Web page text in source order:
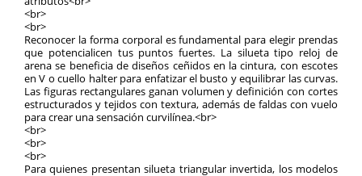
<br>
<br>
Reconocer la forma corporal es fundamental para elegir prendas
que potencialicen tus puntos fuertes. La silueta tipo reloj de
arena se beneficia de diseños ceñidos en la cintura, con escotes
en V o cuello halter para enfatizar el busto y equilibrar las curvas.
Las figuras rectangulares ganan volumen y definición con cortes
estructurados y tejidos con textura, además de faldas con vuelo
para crear una sensación curvilínea.<br>
<br>
<br>
<br>
Para quienes presentan silueta triangular invertida, los modelos